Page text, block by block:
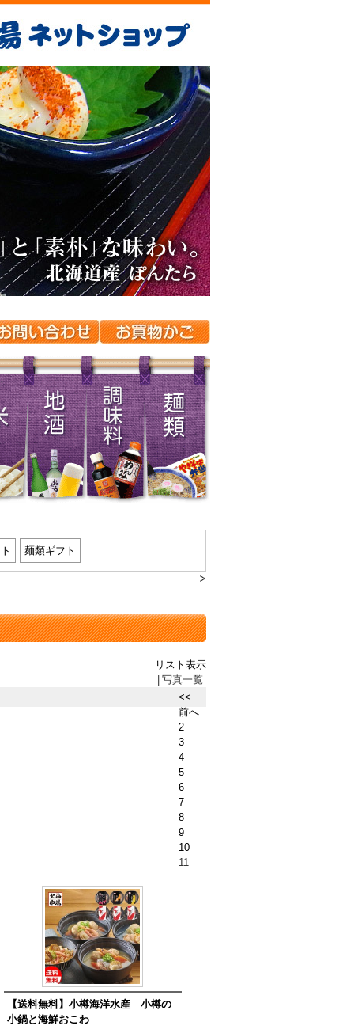
麺類ギフト
リスト表示
写真一覧
<<
前へ
2
3
4
5
6
7
8
9
10
11
【送料無料】小樽海洋水産 小樽の
小鍋と海鮮おこわ